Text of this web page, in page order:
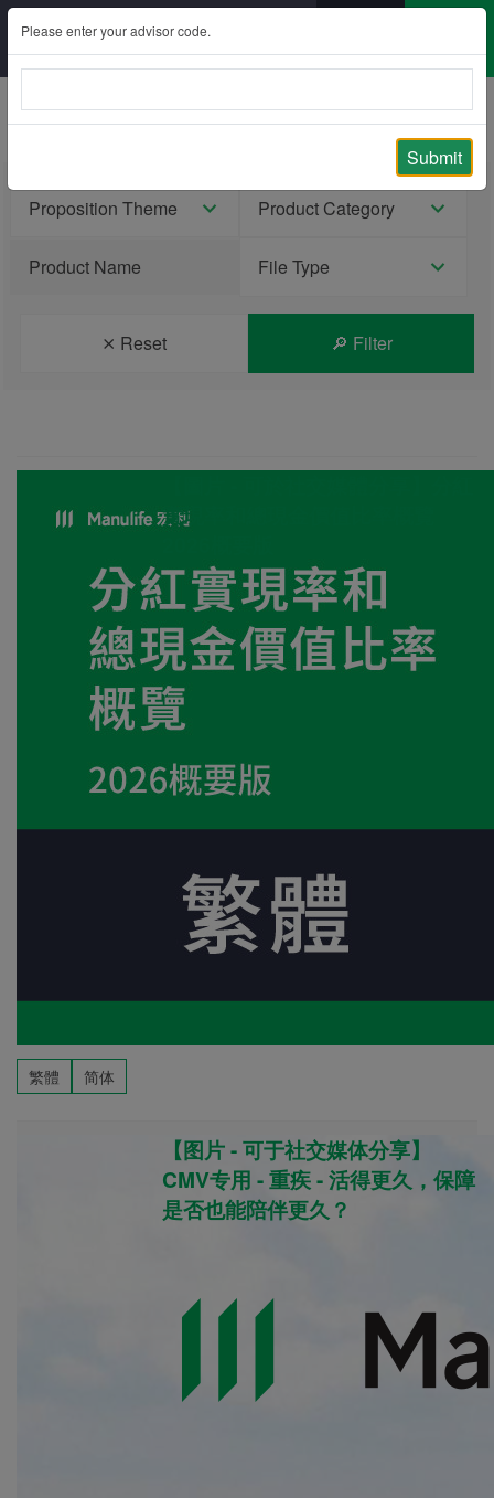
Sales Tools Overview
Proposition Theme Product Category
Product Name File Type
🔎︎ Filter
⨯ Reset
實現率和總現金價值比率概覽
繁體 简体
【图片 - 可于社交媒体分享】
CMV专用 - 重疾 - 活得更久，保障
是否也能陪伴更久？
Please enter your advisor code.
Submit